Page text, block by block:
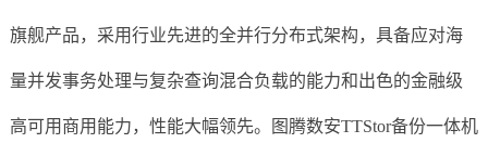
旗舰产品，采用行业先进的全并行分布式架构，具备应对海
量并发事务处理与复杂查询混合负载的能力和出色的金融级
高可用商用能力，性能大幅领先。图腾数安TTStor备份一体机